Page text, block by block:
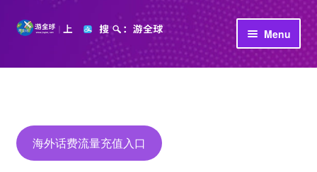
Skip
Skip
Menu
首页
公司介绍
海外话费流量充值入口